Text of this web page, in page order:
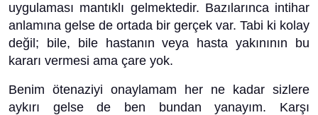
uygulaması mantıklı gelmektedir. Bazılarınca intihar
anlamına gelse de ortada bir gerçek var. Tabi ki kolay
değil; bile, bile hastanın veya hasta yakınının bu
kararı vermesi ama çare yok.
Benim ötenaziyi onaylamam her ne kadar sizlere
aykırı gelse de ben bundan yanayım. Karşı